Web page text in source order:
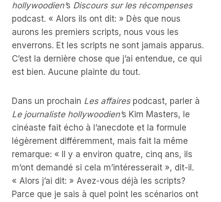
hollywoodien’s Discours sur les récompenses
podcast. « Alors ils ont dit: » Dès que nous
aurons les premiers scripts, nous vous les
enverrons. Et les scripts ne sont jamais apparus.
C’est la dernière chose que j’ai entendue, ce qui
est bien. Aucune plainte du tout.
Dans un prochain Les affairespodcast, parler à
Le journaliste hollywoodien’s Kim Masters, le
cinéaste fait écho à l’anecdote et la formule
légèrement différemment, mais fait la même
remarque: « Il y a environ quatre, cinq ans, ils
m’ont demandé si cela m’intéresserait », dit-il.
« Alors j’ai dit: » Avez-vous déjà les scripts?
Parce que je sais à quel point les scénarios ont